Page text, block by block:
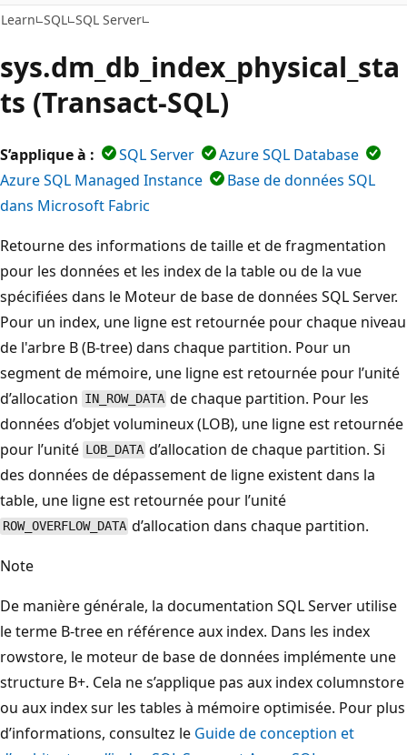
Learn SQL SQL Server
sys.dm_db_index_physical_sta
ts (Transact-SQL)
S’applique à : SQL Server
Azure SQL Database
Azure SQL Managed Instance
Base de données SQL
dans Microsoft Fabric
Retourne des informations de taille et de fragmentation
pour les données et les index de la table ou de la vue
spécifiées dans le Moteur de base de données SQL Server.
Pour un index, une ligne est retournée pour chaque niveau
de l'arbre B (B-tree) dans chaque partition. Pour un
segment de mémoire, une ligne est retournée pour l’unité
d’allocation IN_ROW_DATA de chaque partition. Pour les
données d’objet volumineux (LOB), une ligne est retournée
pour l’unité LOB_DATA d’allocation de chaque partition. Si
des données de dépassement de ligne existent dans la
table, une ligne est retournée pour l’unité
ROW_OVERFLOW_DATA d’allocation dans chaque partition.
Note
De manière générale, la documentation SQL Server utilise
le terme B-tree en référence aux index. Dans les index
rowstore, le moteur de base de données implémente une
structure B+. Cela ne s’applique pas aux index columnstore
ou aux index sur les tables à mémoire optimisée. Pour plus
d’informations, consultez le Guide de conception et